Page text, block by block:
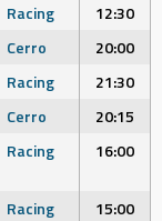
Racing
12:30
Cerro
20:00
Racing
21:30
Cerro
20:15
Racing 16:00
Racing
15:00